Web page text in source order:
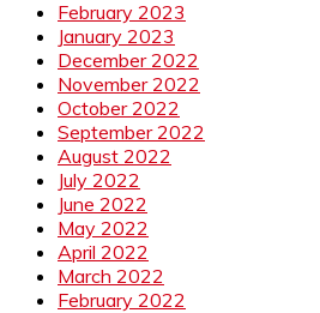
February 2023
January 2023
December 2022
November 2022
October 2022
September 2022
August 2022
July 2022
June 2022
May 2022
April 2022
March 2022
February 2022